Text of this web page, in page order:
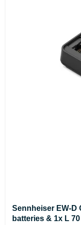
Sennheiser EW-D
batteries & 1x L